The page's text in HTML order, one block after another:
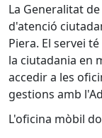
La Generalitat
d'atenció
Piera. El servei
la ciutadania en
accedir a les
gestions amb
L'oficina mòbil